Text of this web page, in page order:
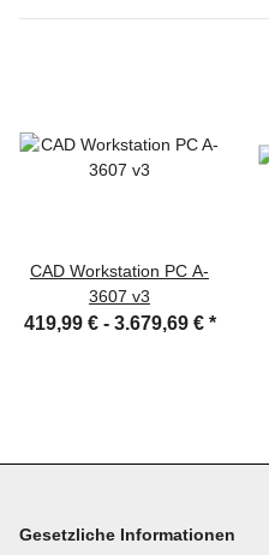
CAD Workstation PC A-
3607 v3
419,99 € - 3.679,69 € *
Gesetzliche Informationen